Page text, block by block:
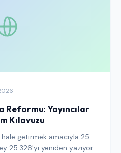
Yayıncılar
Kılavuzu
getirmek amacıyla 25
25.326'yı yeniden yazıyor.